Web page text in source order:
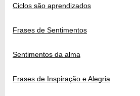
Ciclos são aprendizados
Frases de Sentimentos
Sentimentos da alma
Frases de Inspiração e Alegria